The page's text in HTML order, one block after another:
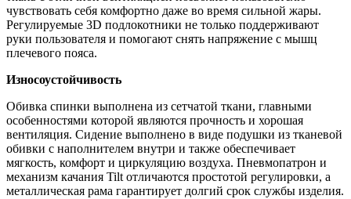
чувствовать себя комфортно даже во время сильной жары.
Регулируемые 3D подлокотники не только поддерживают
руки пользователя и помогают снять напряжение с мышц
плечевого пояса.
Износоустойчивость
Обивка спинки выполнена из сетчатой ткани, главными
особенностями которой являются прочность и хорошая
вентиляция. Сидение выполнено в виде подушки из тканевой
обивки с наполнителем внутри и также обеспечивает
мягкость, комфорт и циркуляцию воздуха. Пневмопатрон и
механизм качания Tilt отличаются простотой регулировки, а
металлическая рама гарантирует долгий срок службы изделия.